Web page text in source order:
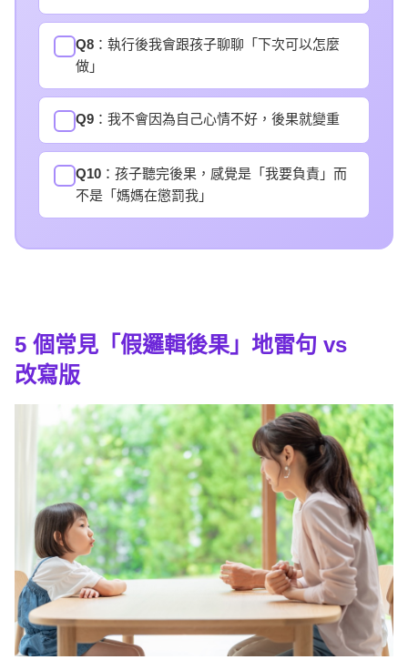
Q8 ：執行後我會跟孩子聊聊「下次可以怎麼
做」
Q9 ：我不會因為自己心情不好，後果就變重
Q10 ：孩子聽完後果，感覺是「我要負責」而
不是「媽媽在懲罰我」
5 個常見「假邏輯後果」地雷句 vs
改寫版